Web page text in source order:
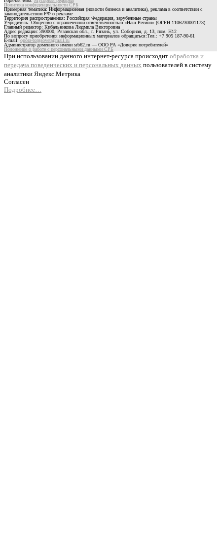
Политика конфиденциальности СРБ
Примерная тематика: Информационная (новости бизнеса и аналитика), реклама в соответствии с
законодательством РФ о рекламе
Территория распространения: Российская Федерация, зарубежные страны
Учредитель: Общество с ограниченной ответственностью «Наш Регион» (ОГРН 1106230001173)
Главный редактор: Кибальникова Людмила Викторовна
Адрес редакции: 390000, Рязанская обл., г. Рязань, ул. Соборная, д. 13, пом. Н12
По вопросу приобретения информационных материалов обращаться:Тел.: +7 905 187-90-61
E-mail:opora-torgsovet@mail.ru
Администратор доменного имени srb62.ru — ООО РА «Доверие потребителей»
Положение о работе с персональными данными СРБ
При использовании данного интернет-ресурса происходит обработка и
передача поведенческих и персональных данных пользователей в систему
аналитики Яндекс.Метрика
Согласен
Подробнее…